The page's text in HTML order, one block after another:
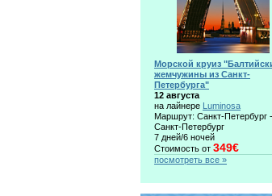
Морской круиз
жемчужины из Санкт-
Петербурга"
12 августа
на лайнере Luminosa
Маршрут: Санкт-Петербург -
Санкт-Петербург
7 дней/6 ночей
Стоимость от 349€
посмотреть все »